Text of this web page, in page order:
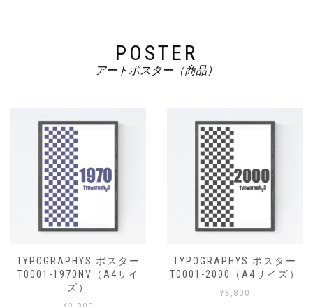
POSTER
アートポスター（商品）
TYPOGRAPHYS ポスター
T0001-1970NV（A4サイ
ズ）
TYPOGRAPHYS ポスター
T0001-2000（A4サイズ）
¥3,800